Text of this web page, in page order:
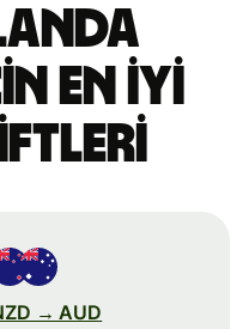
en iyi
→ AUD